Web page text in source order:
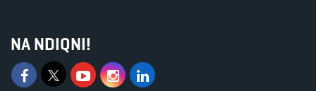
NA NDIQNI!